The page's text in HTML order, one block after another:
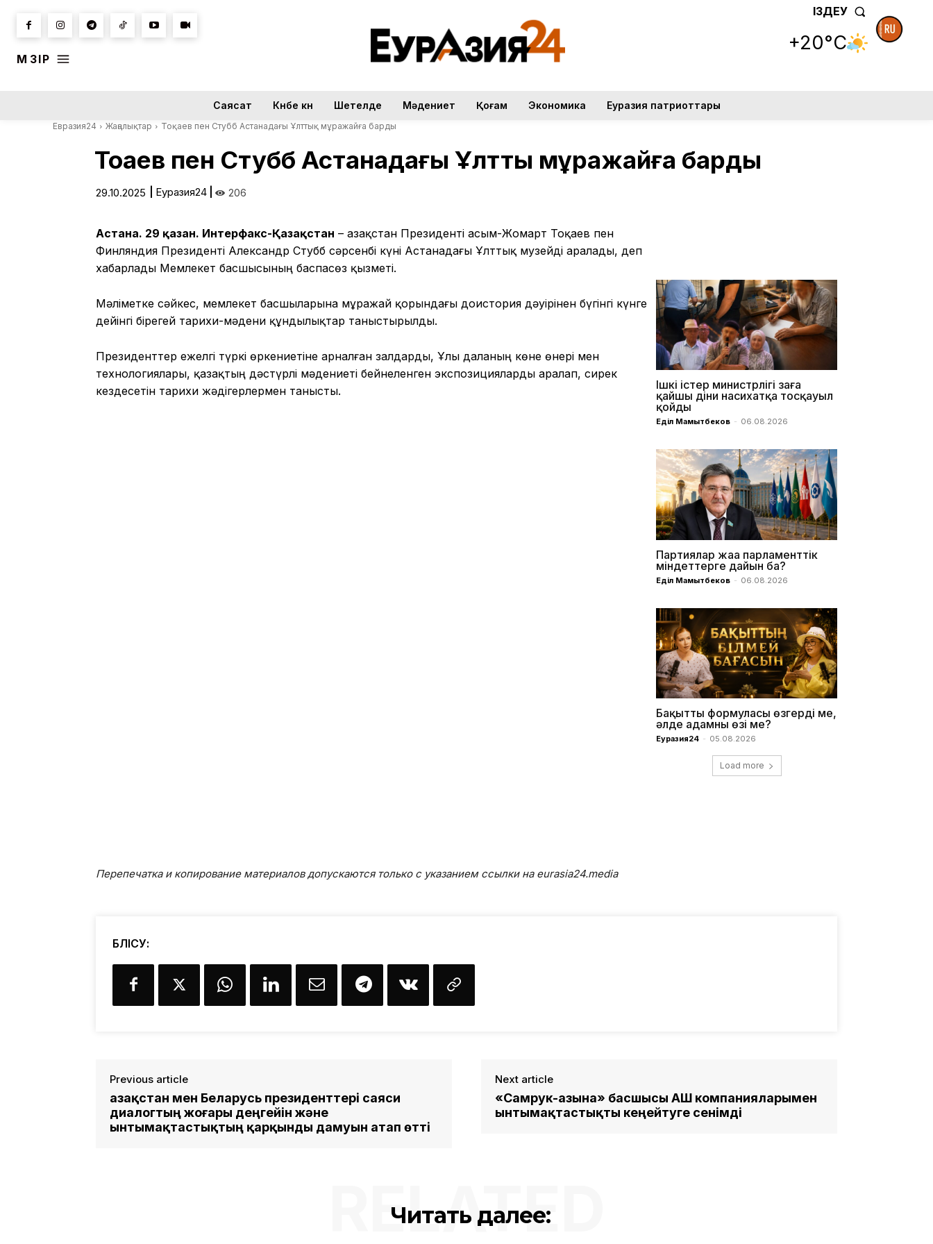
МӘЗІР
ІЗДЕУ
+20°C
Саясат Күнбе күн Шетелде Мәдениет Қоғам Экономика Еуразия патриоттары
Евразия24 Жаңалықтар Тоқаев пен Стубб Астанадағы Ұлттық мұражайға барды
Тоқаев пен Стубб Астанадағы Ұлттық мұражайға барды
29.10.2025 Еуразия24 206
Астана. 29 қазан. Интерфакс-Қазақстан – Қазақстан Президенті Қасым-Жомарт Тоқаев пен
Финляндия Президенті Александр Стубб сәрсенбі күні Астанадағы Ұлттық музейді аралады, деп
хабарлады Мемлекет басшысының баспасөз қызметі.
Мәліметке сәйкес, мемлекет басшыларына мұражай қорындағы доистория дәуірінен бүгінгі күнге
дейінгі бірегей тарихи-мәдени құндылықтар таныстырылды.
Президенттер ежелгі түркі өркениетіне арналған залдарды, Ұлы даланың көне өнері мен
технологиялары, қазақтың дәстүрлі мәдениеті бейнеленген экспозицияларды аралап, сирек
кездесетін тарихи жәдігерлермен танысты.
Ішкі істер министрлігі заңға
қайшы діни насихатқа тосқауыл
қойды
Еділ Мамытбеков - 06.08.2026
Партиялар жаңа парламенттік
міндеттерге дайын ба?
Еділ Мамытбеков - 06.08.2026
Бақыттың формуласы өзгерді ме,
әлде адамның өзі ме?
Еуразия24 - 05.08.2026
Load more
Перепечатка и копирование материалов допускаются только с указанием ссылки на eurasia24.media
БӨЛІСУ:
Previous article
Қазақстан мен Беларусь президенттері саяси
диалогтың жоғары деңгейін және
ынтымақтастықтың қарқынды дамуын атап өтті
Next article
«Самрук-Қазына» басшысы АҚШ компанияларымен
ынтымақтастықты кеңейтуге сенімді
Читать далее:
RELATED